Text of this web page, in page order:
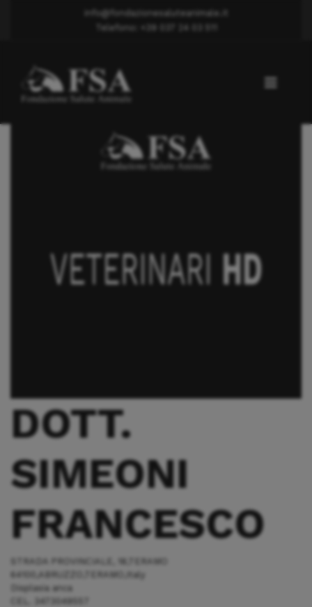
info@fondazionesaluteanimale.it
Telefono: +39 037 24 03 511
Displasia anca
DOTT. SIMEONI FRANCESCO
DOTT.
SIMEONI
FRANCESCO
64100,ABRUZZO,TERAMO,Italy
Displasia anca